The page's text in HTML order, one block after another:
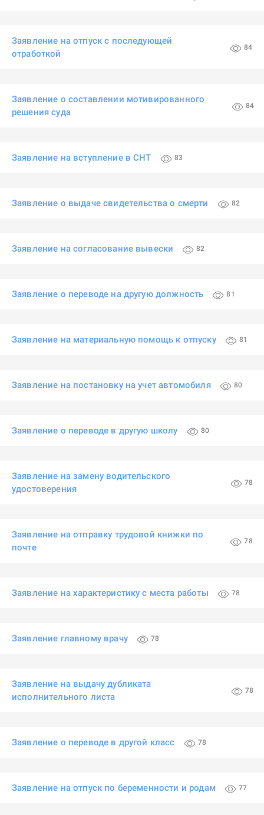
Заявление на отпуск с последующей
отработкой
84
Заявление о составлении мотивированного
решения суда
84
Заявление на вступление в СНТ 83
Заявление о выдаче свидетельства о смерти 82
Заявление на согласование вывески 82
Заявление о переводе на другую должность 81
Заявление на материальную помощь к отпуску 81
Заявление на постановку на учет автомобиля 80
Заявление о переводе в другую школу 80
Заявление на замену водительского
удостоверения
78
Заявление на отправку трудовой книжки по
почте
78
Заявление на характеристику с места работы 78
Заявление главному врачу 78
Заявление на выдачу дубликата
исполнительного листа
78
Заявление о переводе в другой класс 78
Заявление на отпуск по беременности и родам 77